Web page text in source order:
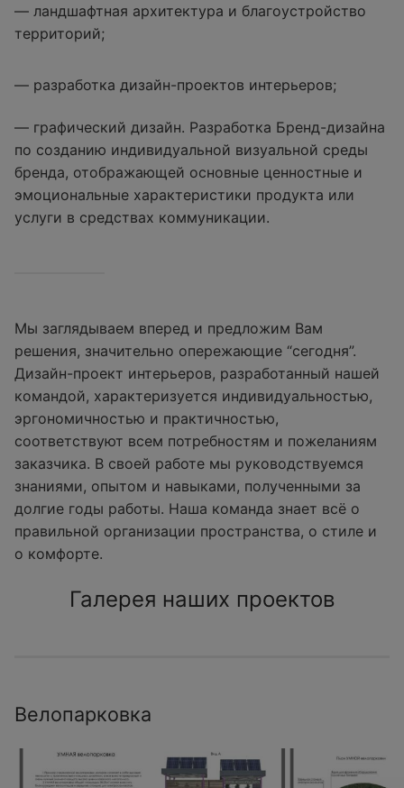
— ландшафтная архитектура и благоустройство
территорий;
— разработка дизайн-проектов интерьеров;
— графический дизайн. Разработка Бренд-дизайна
по созданию индивидуальной визуальной среды
бренда, отображающей основные ценностные и
эмоциональные характеристики продукта или
услуги в средствах коммуникации.
Мы заглядываем вперед и предложим Вам
решения, значительно опережающие “сегодня”.
Дизайн-проект интерьеров, разработанный нашей
командой, характеризуется индивидуальностью,
эргономичностью и практичностью,
соответствуют всем потребностям и пожеланиям
заказчика. В своей работе мы руководствуемся
знаниями, опытом и навыками, полученными за
долгие годы работы. Наша команда знает всё о
правильной организации пространства, о стиле и
о комфорте.
Галерея наших проектов
Велопарковка